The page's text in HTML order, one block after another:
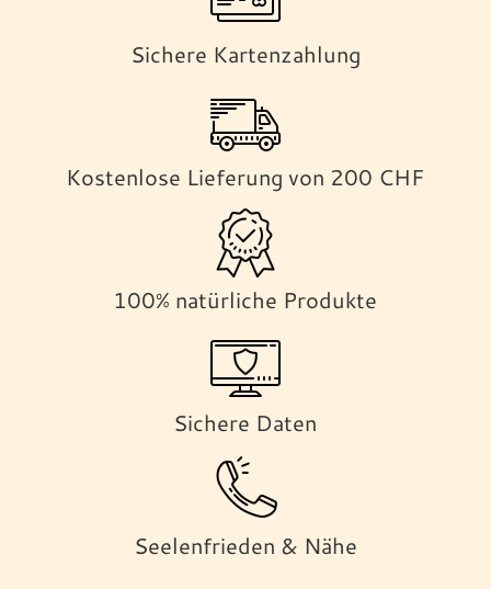
Sichere Kartenzahlung
Kostenlose Lieferung von 200 CHF
100% natürliche Produkte
Sichere Daten
Seelenfrieden & Nähe